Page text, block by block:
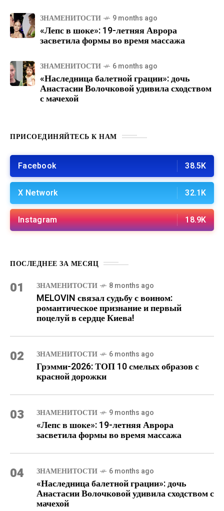
ЗНАМЕНИТОСТИ 9 months ago
«Лепс в шоке»: 19-летняя Аврора
засветила формы во время массажа
ЗНАМЕНИТОСТИ 6 months ago
«Наследница балетной грации»: дочь
Анастасии Волочковой удивила сходством
с мачехой
ПРИСОЕДИНЯЙТЕСЬ К НАМ
Facebook 38.5K
X Network 32.1K
Instagram 18.9K
ПОСЛЕДНЕЕ ЗА МЕСЯЦ
01 ЗНАМЕНИТОСТИ 8 months ago
MELOVIN связал судьбу с воином:
романтическое признание и первый
поцелуй в сердце Киева!
02 ЗНАМЕНИТОСТИ 6 months ago
Грэмми-2026: ТОП 10 смелых образов с
красной дорожки
03 ЗНАМЕНИТОСТИ 9 months ago
«Лепс в шоке»: 19-летняя Аврора
засветила формы во время массажа
04 ЗНАМЕНИТОСТИ 6 months ago
«Наследница балетной грации»: дочь
Анастасии Волочковой удивила сходством с
мачехой